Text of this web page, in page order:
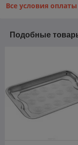
Все условия оплаты
Подобные